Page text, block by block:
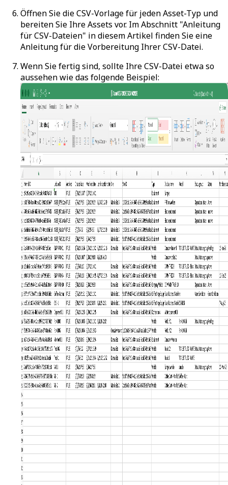
Öffnen Sie die CSV-Vorlage für jeden Asset-Typ und
bereiten Sie Ihre Assets vor. Im Abschnitt "Anleitung
für CSV-Dateien" in diesem Artikel finden Sie eine
Anleitung für die Vorbereitung Ihrer CSV-Datei.
Wenn Sie fertig sind, sollte Ihre CSV-Datei etwa so
aussehen wie das folgende Beispiel: